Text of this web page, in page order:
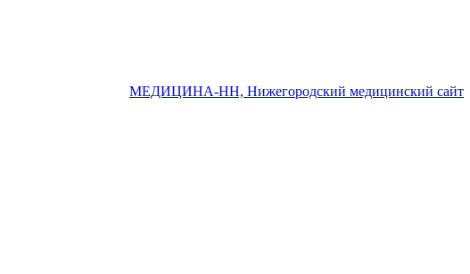
МЕДИЦИНА-НН, Нижегородский медицинский сайт